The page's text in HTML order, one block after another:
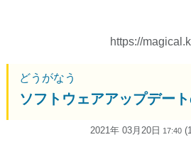
https://
どうがなう
ソフトウェアアップデー
2021年 03月20日 17:40